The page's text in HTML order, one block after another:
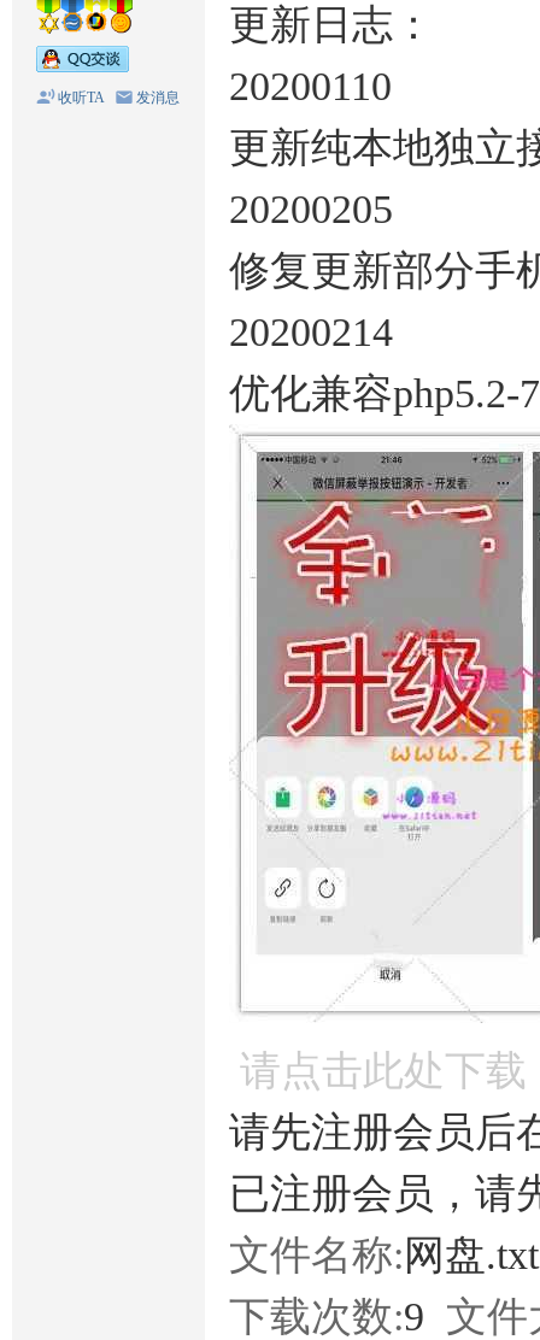
收听TA 发消息
更新日志：
20200110
更新纯本地独立
20200205
修复更新部分手
20200214
优化兼容php5.2-
请点击此处下载
请先注册会员后
已注册会员，请
文件名称:网盘
下载次数:9 文件